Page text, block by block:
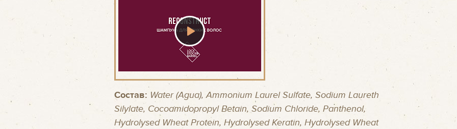
Состав: Water (Agua), Ammonium Laurel Sulfate, Sodium Laureth
Silylate, Cocoamidopropyl Betain, Sodium Chloride, Panthenol,
Hydrolysed Wheat Protein, Hydrolysed Keratin, Hydrolysed Wheat